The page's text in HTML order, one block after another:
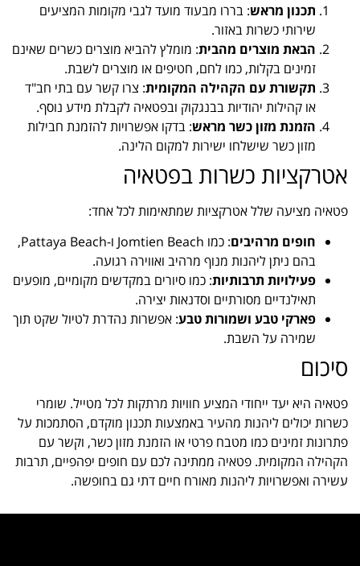
תכנון מראש: בררו מבעוד מועד לגבי מקומות המציעים
שירותי כשרות באזור.
הבאת מוצרים מהבית: מומלץ להביא מוצרים כשרים שאינם
זמינים בקלות, כמו לחם, חטיפים או מוצרים לשבת.
תקשורת עם הקהילה המקומית: צרו קשר עם בתי חב"ד
או קהילות יהודיות בבנגקוק ובפטאיה לקבלת מידע נוסף.
הזמנת מזון כשר מראש: בדקו אפשרויות להזמנת חבילות
מזון כשר שישלחו ישירות למקום הלינה.
אטרקציות כשרות בפטאיה
פטאיה מציעה שלל אטרקציות שמתאימות לכל אחד:
חופים מרהיבים
: כמו Jomtien Beach ו-Pattaya Beach,
בהם ניתן ליהנות מנוף מרהיב ואווירה רגועה.
פעילויות תרבותיות: כמו סיורים במקדשים מקומיים, מופעים
תאילנדיים מסורתיים וסדנאות יצירה.
פארקי טבע ושמורות טבע: אפשרות נהדרת לטיול שקט תוך
שמירה על השבת.
סיכום
פטאיה היא יעד ייחודי המציע חוויות מרתקות לכל מטייל. שומרי
כשרות יכולים ליהנות מהעיר באמצעות תכנון מוקדם, הסתמכות על
פתרונות זמינים כמו מטבח פרטי או הזמנת מזון כשר, וקשר עם
הקהילה המקומית. פטאיה ממתינה לכם עם חופים יפהפיים, תרבות
עשירה ואפשרויות ליהנות מאורח חיים דתי גם בחופשה.